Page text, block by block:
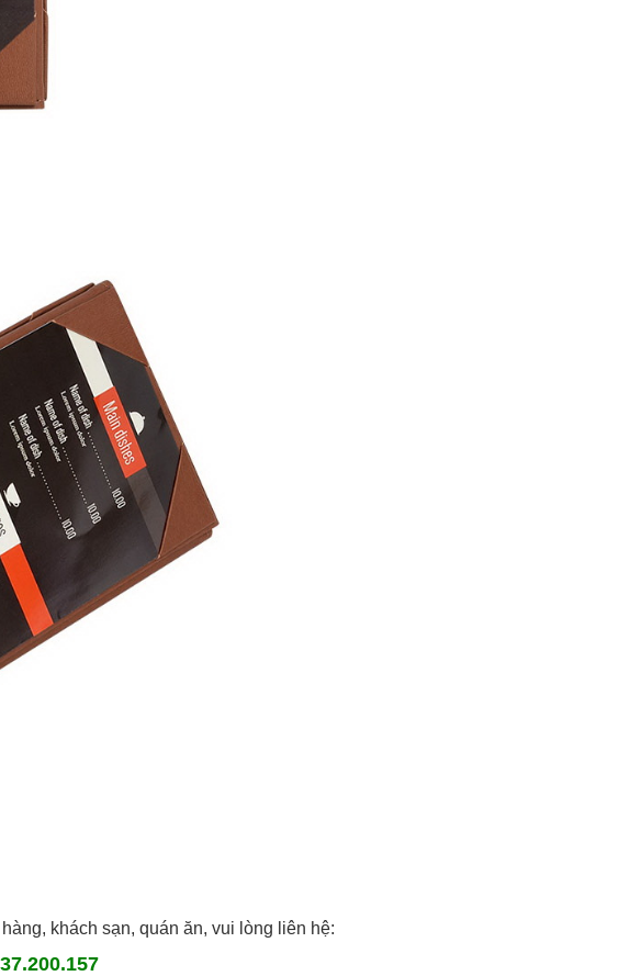
khách sạn, quán ăn, vui lòng liên hệ: